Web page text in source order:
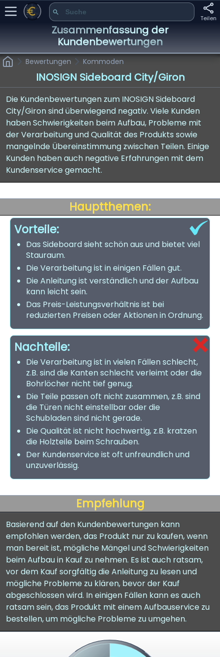
Teilen
Zusammenfassung der
Kundenbewertungen
Bewertungen Kommoden
INOSIGN Sideboard City/Giron
Die Kundenbewertungen zum INOSIGN Sideboard
City/Giron sind überwiegend negativ. Viele Kunden
haben Schwierigkeiten beim Aufbau, Probleme mit
der Verarbeitung und Qualität des Produkts sowie
mangelnde Übereinstimmung zwischen Teilen. Einige
Kunden haben auch negative Erfahrungen mit dem
Kundenservice gemacht.
Hauptthemen:
Vorteile:
Das Sideboard sieht schön aus und bietet viel
Stauraum.
Die Verarbeitung ist in einigen Fällen gut.
Die Anleitung ist verständlich und der Aufbau
kann leicht sein.
Das Preis-Leistungsverhältnis ist bei
reduzierten Preisen oder Aktionen in Ordnung.
Nachteile:
Die Verarbeitung ist in vielen Fällen schlecht,
z.B. sind die Kanten schlecht verleimt oder die
Bohrlöcher nicht tief genug.
Die Teile passen oft nicht zusammen, z.B. sind
die Türen nicht einstellbar oder die
Schubladen sind nicht gerade.
Die Qualität ist nicht hochwertig, z.B. kratzen
die Holzteile beim Schrauben.
Der Kundenservice ist oft unfreundlich und
unzuverlässig.
Empfehlung
Basierend auf den Kundenbewertungen kann
empfohlen werden, das Produkt nur zu kaufen, wenn
man bereit ist, mögliche Mängel und Schwierigkeiten
beim Aufbau in Kauf zu nehmen. Es ist auch ratsam,
vor dem Kauf sorgfältig die Anleitung zu lesen und
mögliche Probleme zu klären, bevor der Kauf
abgeschlossen wird. In einigen Fällen kann es auch
ratsam sein, das Produkt mit einem Aufbauservice zu
bestellen, um mögliche Probleme zu umgehen.